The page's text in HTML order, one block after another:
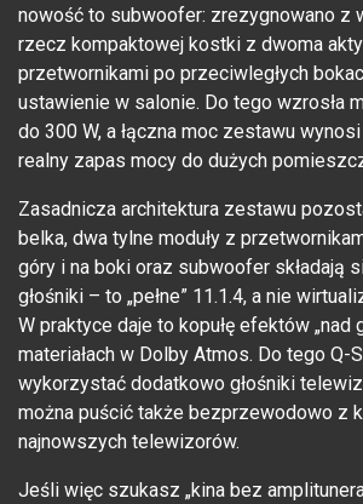
nowość to subwoofer: zrezygnowano z
rzecz kompaktowej kostki z dwoma
przetwornikami po przeciwległych
ustawienie w salonie. Do tego wzrosła
do 300 W, a łączna moc zestawu
realny zapas mocy do dużych
Zasadnicza architektura zestawu
belka, dwa tylne moduły z
góry i na boki oraz subwoofer składają
głośniki – to „pełne” 11.1.4, a nie
W praktyce daje to kopułę efektów „nad
materiałach w Dolby Atmos. Do tego Q-
wykorzystać dodatkowo głośniki
można puścić także bezprzewodowo z
najnowszych telewizorów.
Jeśli więc szukasz „kina bez